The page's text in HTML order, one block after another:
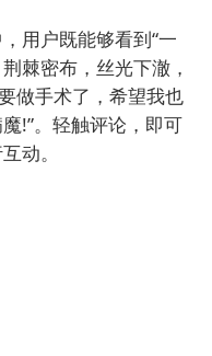
用户既能够看到“一
棘密布，丝光下澈，
做手术了，希望我也
!”。轻触评论，即可
动。